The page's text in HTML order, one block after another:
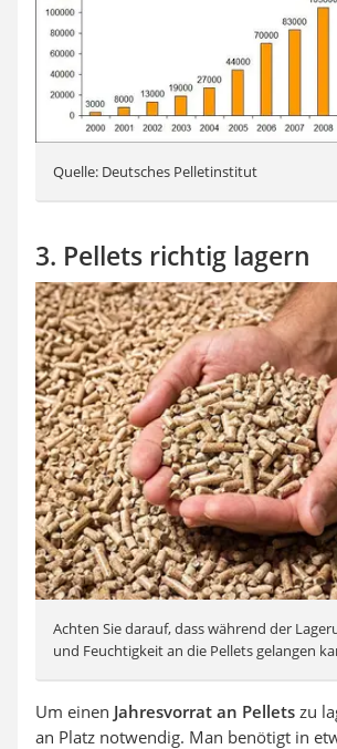
Quelle: Deutsches Pelletinstitut
3. Pellets richtig lagern
Achten Sie darauf, dass während der
und Feuchtigkeit an die Pellets gelangen
Um einen Jahresvorrat an Pellets zu
an Platz notwendig. Man benötigt in